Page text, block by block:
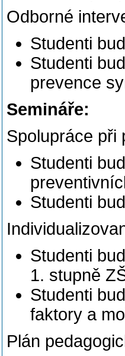
Odborné
Studenti
Studenti
prevence
Semináře:
Spolupráce při
Studenti
Studenti
Studenti
1. stupně
Studenti
faktory a
Plán